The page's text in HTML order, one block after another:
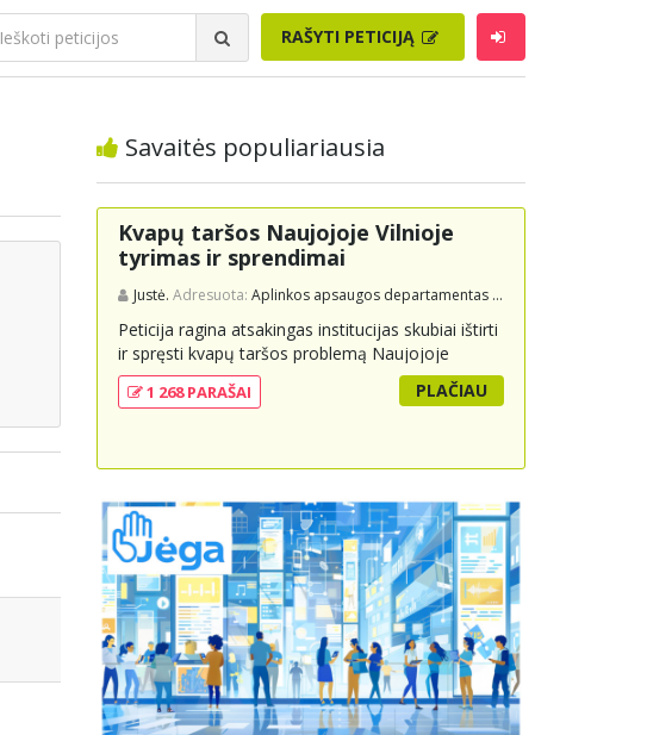
RAŠYTI PETICIJĄ
Savaitės populiariausia
Kvapų taršos Naujojoje Vilnioje
tyrimas ir sprendimai
Justė. Adresuota: Aplinkos apsaugos departamentas prie Aplinkos ministerijos
Peticija ragina atsakingas institucijas skubiai ištirti
ir spręsti kvapų taršos problemą Naujojoje
Vilnioje, kuri kyla dėl buitinių atliekų sąvartyno
Pramonės g. 141. Gyventojai skundžiasi nuolatiniu
išsamius tyrimus, įdiegti nuolatinius kontrolės
mechanizmus ir imtis veiksmingų priemonių
problemai spręsti, taip pat užtikrinti visuomenės
informavimą apie priimtus sprendimus ir
planuojamus veiksmus.
1 268 PARAŠAI PLAČIAU